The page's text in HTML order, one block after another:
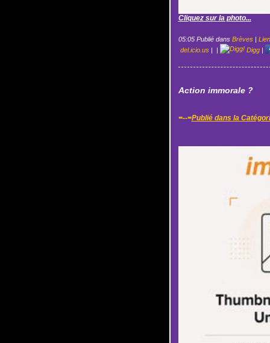
Cliquez sur la photo...
05:05 Publié dans Brèves |
del.icio.us | | Digg|
Action immorale ?
=--=Publié dans la